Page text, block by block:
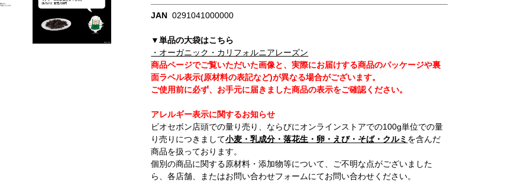
JAN 0291041000000
▼単品の大袋はこちら
・オーガニック・カリフォルニアレーズン
商品ページでご覧いただいた画像と、実際にお届けする商品のパッケージや裏
面ラベル表示(原材料の表記など)が異なる場合がございます。
ご使用前に必ず、お手元に届きました商品の表示をご確認ください。
アレルギー表示に関するお知らせ
ビオセボン店頭での量り売り、ならびにオンラインストアでの100g単位での量
り売りにつきまして小麦・乳成分・落花生・卵・えび・そば・クルミ を含んだ
商品を扱っております。
個別の商品に関する原材料・添加物等について、ご不明な点がございました
ら、各店舗、またはお問い合わせフォームにてお問い合わせください。